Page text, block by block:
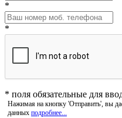
*
*
* поля обязательные для
Нажимая на кнопку 'Отправить', вы
данных подробнее...